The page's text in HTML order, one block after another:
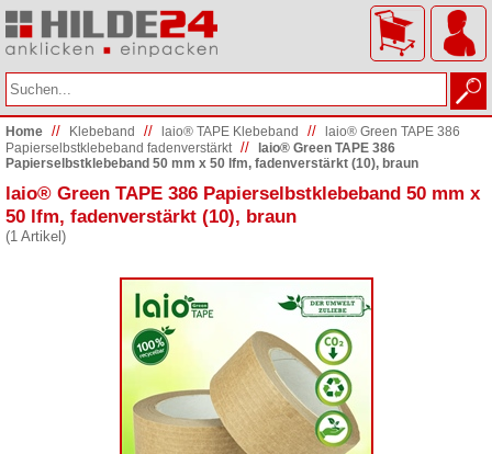
Home // Klebeband // laio® TAPE Klebeband //
laio® Green TAPE 386
Papierselbstklebeband fadenverstärkt//
laio® Green TAPE 386
Papierselbstklebeband 50 mm x 50 lfm, fadenverstärkt (10), braun
laio® Green TAPE 386 Papierselbstklebeband 50 mm x
50 lfm, fadenverstärkt (10), braun
(1 Artikel)